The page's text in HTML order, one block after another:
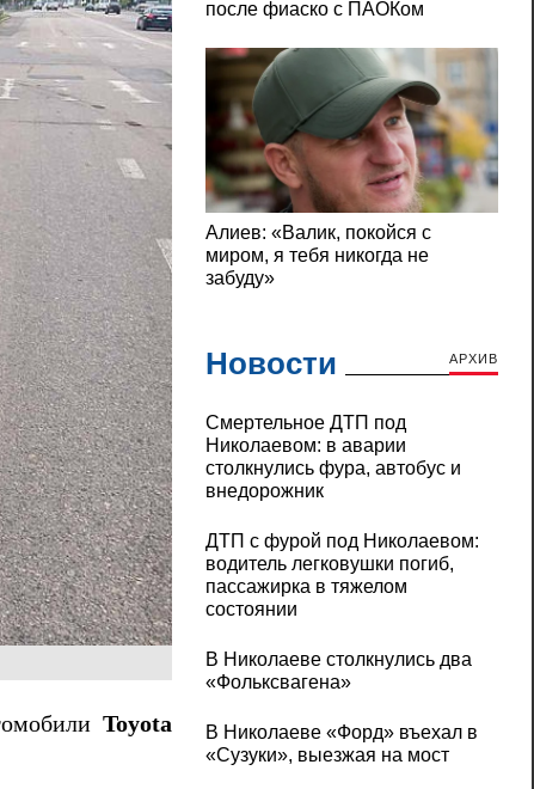
Toyota
Новости АРХИВ
Смертельное ДТП под
Николаевом: в аварии
столкнулись фура, автобус и
внедорожник
ДТП с фурой под Николаевом:
водитель легковушки погиб,
пассажирка в тяжелом
состоянии
В Николаеве столкнулись два
«Фольксвагена»
В Николаеве «Форд» въехал в
«Сузуки», выезжая на мост